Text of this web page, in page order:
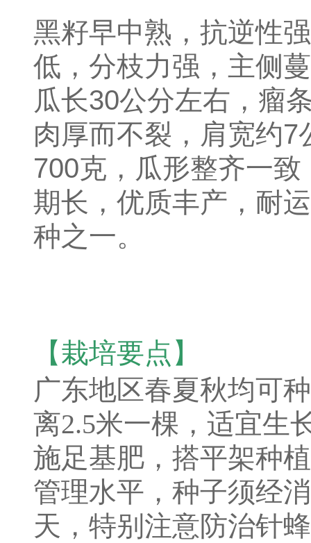
黑籽早中熟，抗逆性
低，分枝力强，主侧
瓜长30公分左右，瘤
肉厚而不裂，肩宽约
700克，瓜形整齐一
期长，优质丰产，耐
种之一。
【栽培要点】
广东地区春夏秋均可
离2.5米一棵，适宜生
施足基肥，搭平架种
管理水平，种子须经
天，特别注意防治针